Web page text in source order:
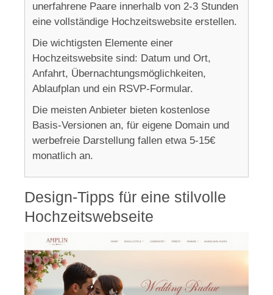
unerfahrene Paare innerhalb von 2-3 Stunden
eine vollständige Hochzeitswebsite erstellen.
Die wichtigsten Elemente einer
Hochzeitswebsite sind: Datum und Ort,
Anfahrt, Übernachtungsmöglichkeiten,
Ablaufplan und ein RSVP-Formular.
Die meisten Anbieter bieten kostenlose
Basis-Versionen an, für eigene Domain und
werbefreie Darstellung fallen etwa 5-15€
monatlich an.
Design-Tipps für eine stilvolle
Hochzeitswebseite